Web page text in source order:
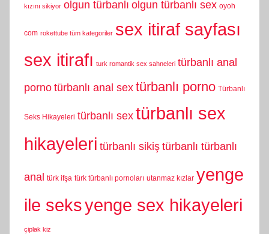
kızını sikiyor olgun türbanlı olgun türbanlı sex oyoh
com rokettube tüm kategoriler sex itiraf sayfası
sex itirafı turk romantik sex sahneleri türbanlı anal
porno türbanlı anal sex türbanlı porno Türbanlı
Seks Hikayeleri türbanlı sex türbanlı sex
hikayeleri türbanlı sikiş türbanlı türbanlı
anal türk ifşa türk türbanlı pornoları utanmaz kızlar yenge
ile seksyenge sex hikayeleri
çiplak kiz